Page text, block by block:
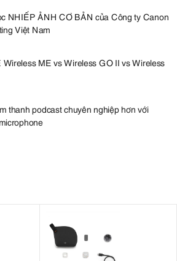
NHIẾP ẢNH CƠ BẢN của Công ty Canon
Việt Nam
Wireless ME vs Wireless GO II vs Wireless
thanh podcast chuyên nghiệp hơn với